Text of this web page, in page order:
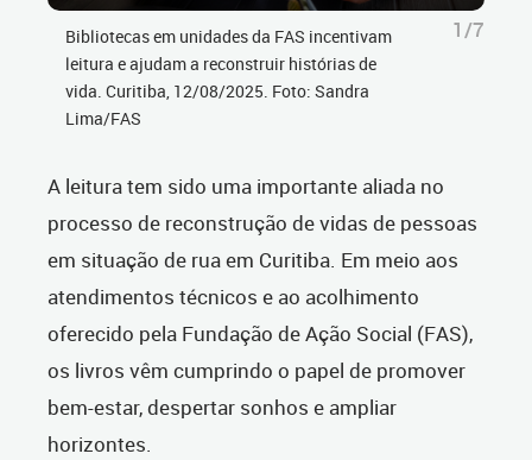
Bibliotecas em unidades da FAS incentivam
leitura e ajudam a reconstruir histórias de
vida. Curitiba, 12/08/2025. Foto: Sandra
Lima/FAS
1/7
A leitura tem sido uma importante aliada no
processo de reconstrução de vidas de pessoas
em situação de rua em Curitiba. Em meio aos
atendimentos técnicos e ao acolhimento
oferecido pela Fundação de Ação Social (FAS),
os livros vêm cumprindo o papel de promover
bem-estar, despertar sonhos e ampliar
horizontes.